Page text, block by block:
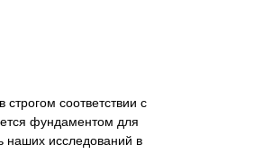
соответствии с
фундаментом для
наших исследований в